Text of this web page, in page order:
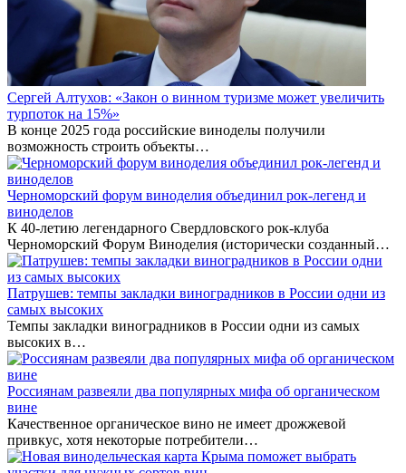
Сергей Алтухов: «Закон о винном туризме может увеличить
турпоток на 15%»
В конце 2025 года российские виноделы получили
возможность строить объекты…
Черноморский форум виноделия объединил рок-легенд и
виноделов
К 40-летию легендарного Свердловского рок-клуба
Черноморский Форум Виноделия (исторически созданный…
Патрушев: темпы закладки виноградников в России одни из
самых высоких
Темпы закладки виноградников в России одни из самых
высоких в…
Россиянам развеяли два популярных мифа об органическом
вине
Качественное органическое вино не имеет дрожжевой
привкус, хотя некоторые потребители…